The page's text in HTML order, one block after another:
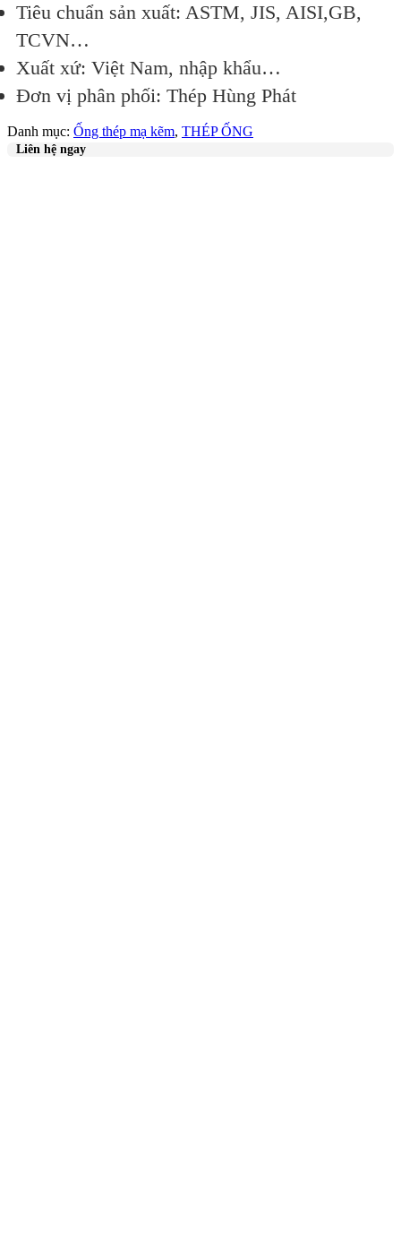
Tiêu chuẩn sản xuất: ASTM, JIS, AISI,GB,
TCVN…
Xuất xứ: Việt Nam, nhập khẩu…
Đơn vị phân phối: Thép Hùng Phát
Danh mục: Ống thép mạ kẽm, THÉP ỐNG
Liên hệ ngay